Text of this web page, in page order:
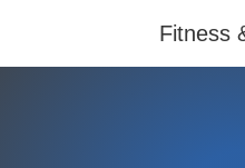
Fitness